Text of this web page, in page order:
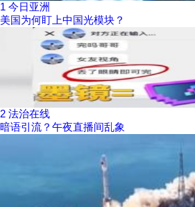
1 今日亚洲
美国为何盯上中国光模块？
2 法治在线
暗语引流？午夜直播间乱象